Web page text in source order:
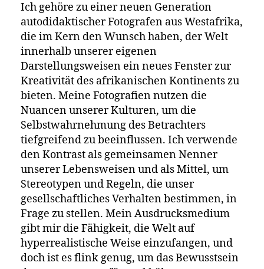
Ich gehöre zu einer neuen Generation
autodidaktischer Fotografen aus Westafrika,
die im Kern den Wunsch haben, der Welt
innerhalb unserer eigenen
Darstellungsweisen ein neues Fenster zur
Kreativität des afrikanischen Kontinents zu
bieten. Meine Fotografien nutzen die
Nuancen unserer Kulturen, um die
Selbstwahrnehmung des Betrachters
tiefgreifend zu beeinflussen. Ich verwende
den Kontrast als gemeinsamen Nenner
unserer Lebensweisen und als Mittel, um
Stereotypen und Regeln, die unser
gesellschaftliches Verhalten bestimmen, in
Frage zu stellen. Mein Ausdrucksmedium
gibt mir die Fähigkeit, die Welt auf
hyperrealistische Weise einzufangen, und
doch ist es flink genug, um das Bewusstsein